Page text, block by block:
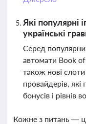
Які популярні
українські
Серед
автомати Book
також нові
провайдерів, які
бонусів і рівнів
Кожне з питань —